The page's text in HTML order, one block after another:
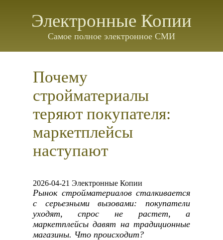
Электронные Копии
Самое полное электронное СМИ
Почему
стройматериалы
теряют покупателя:
маркетплейсы
наступают
2026-04-21 Электронные Копии
Рынок стройматериалов сталкивается
с серьезными вызовами: покупатели
уходят, спрос не растет, а
маркетплейсы давят на традиционные
магазины. Что происходит?